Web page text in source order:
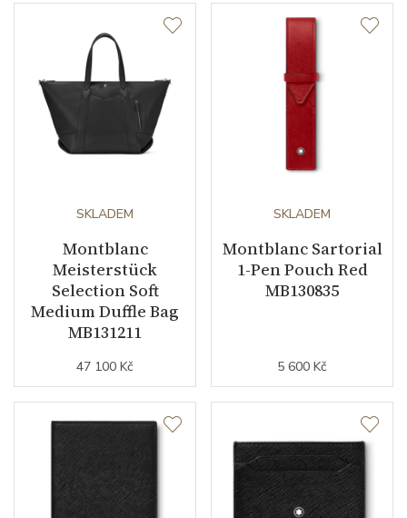
Materiál řemínku
Barva řemínku
Doplňující údaje
Váha (g) 111.00
Exkluzivita limitovaná edice
Modelová řada
SKLADEM
Montblanc
Meisterstück
Selection Soft
Medium Duffle Bag
MB131211
47 100 Kč
SKLADEM
Montblanc Sartorial
1-Pen Pouch Red
MB130835
5 600 Kč